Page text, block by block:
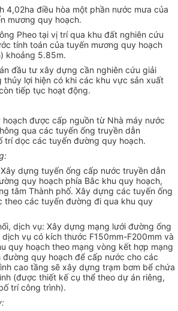
4,02ha điều hòa một phần nước mưa của
mương quy hoạch.
Pheo tại vị trí qua khu đất nghiên cứu
tính toán của tuyến mương quy hoạch
khoảng 5.85m.
đầu tư xây dựng cần nghiên cứu giải
thủy lợi hiện có khi các khu vực sản xuất
tiếp tục hoạt động.
hoạch được cấp nguồn từ Nhà máy nước
qua các tuyến ống truyền dẫn
trí dọc các tuyến đường quy hoạch.
dựng tuyến ống cấp nước truyền dẫn
quy hoạch phía Bắc khu quy hoạch,
tâm Thành phố. Xây dựng các tuyến ống
theo các tuyến đường đi qua khu quy
dịch vụ: Xây dựng mạng lưới đường ống
vụ có kích thước F150mm-F200mm và
quy hoạch theo mạng vòng kết hợp mạng
quy hoạch để cấp nước cho các
cao tầng sẽ xây dựng trạm bơm bể chứa
(được thiết kế cụ thể theo dự án riêng,
trí công trình).